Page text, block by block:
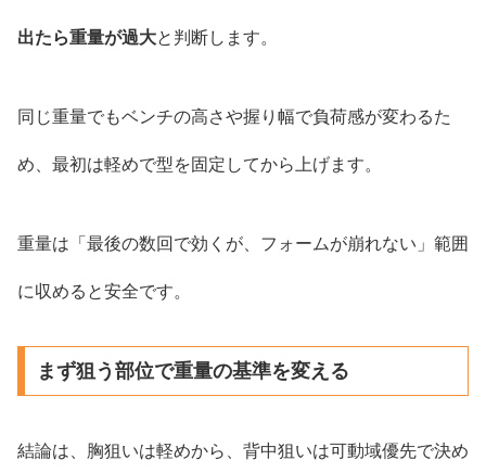
出たら重量が過大と判断します。
同じ重量でもベンチの高さや握り幅で負荷感が変わるた
め、最初は軽めで型を固定してから上げます。
重量は「最後の数回で効くが、フォームが崩れない」範囲
に収めると安全です。
まず狙う部位で重量の基準を変える
結論は、胸狙いは軽めから、背中狙いは可動域優先で決め